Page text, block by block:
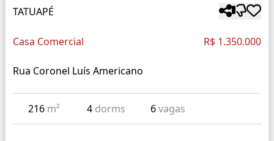
TATUAPÉ
Casa Comercial R$ 1.350.000
Rua Coronel Luís Americano
216 m² 4 dorms 6vagas